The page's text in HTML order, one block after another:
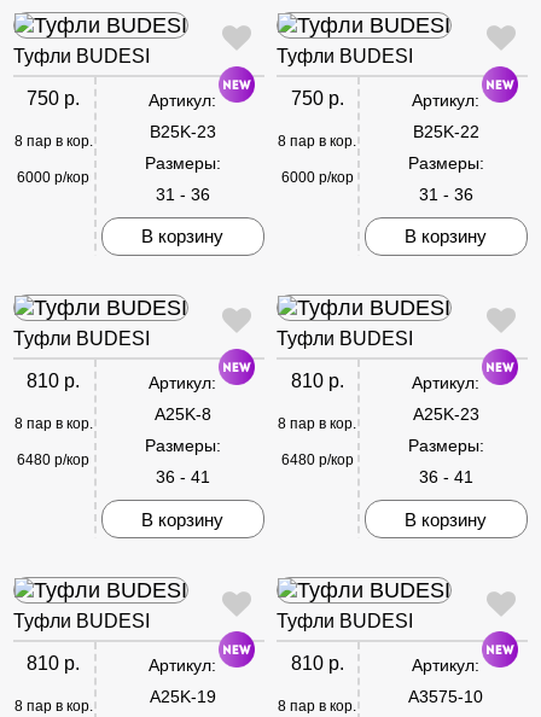
Туфли BUDESI
750 р.
8 пар в кор.
6000 р/кор
Артикул:
B25K-23
Размеры:
31 - 36
В корзину
Туфли BUDESI
750 р.
8 пар в кор.
6000 р/кор
Артикул:
B25K-22
Размеры:
31 - 36
В корзину
Туфли BUDESI
810 р.
8 пар в кор.
6480 р/кор
Артикул:
A25K-8
Размеры:
36 - 41
В корзину
Туфли BUDESI
810 р.
8 пар в кор.
6480 р/кор
Артикул:
A25K-23
Размеры:
36 - 41
В корзину
Туфли BUDESI
810 р.
8 пар в кор.
Артикул:
A25K-19
Туфли BUDESI
810 р.
8 пар в кор.
Артикул:
A3575-10